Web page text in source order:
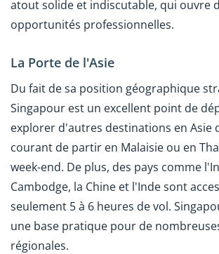
atout solide et indiscutable, qui ouvre
opportunités professionnelles.
La Porte de l'Asie
Du fait de sa position géographique
Singapour est un excellent point de
explorer d'autres destinations en Asie
courant de partir en Malaisie ou en
week-end. De plus, des pays comme
Cambodge, la Chine et l'Inde sont
seulement 5 à 6 heures de vol.
une base pratique pour de
régionales.